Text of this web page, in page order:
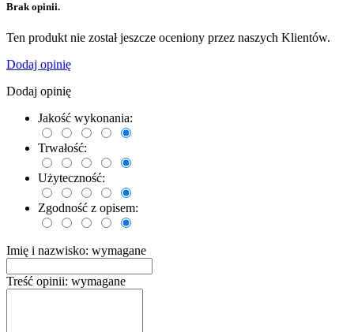
Brak opinii.
Ten produkt nie został jeszcze oceniony przez naszych Klientów.
Dodaj opinię
Dodaj opinię
Jakość wykonania:
Trwałość:
Użyteczność:
Zgodność z opisem:
Imię i nazwisko: wymagane
Treść opinii: wymagane